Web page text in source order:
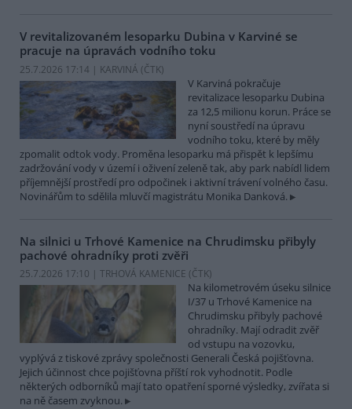
V revitalizovaném lesoparku Dubina v Karviné se
pracuje na úpravách vodního toku
25.7.2026 17:14 | KARVINÁ (ČTK)
V Karviná pokračuje
revitalizace lesoparku Dubina
za 12,5 milionu korun. Práce se
nyní soustředí na úpravu
vodního toku, které by měly
zpomalit odtok vody. Proměna lesoparku má přispět k lepšímu
zadržování vody v území i oživení zeleně tak, aby park nabídl lidem
příjemnější prostředí pro odpočinek i aktivní trávení volného času.
Novinářům to sdělila mluvčí magistrátu Monika Danková.
Na silnici u Trhové Kamenice na Chrudimsku přibyly
pachové ohradníky proti zvěři
25.7.2026 17:10 | TRHOVÁ KAMENICE (ČTK)
Na kilometrovém úseku silnice
I/37 u Trhové Kamenice na
Chrudimsku přibyly pachové
ohradníky. Mají odradit zvěř
od vstupu na vozovku,
vyplývá z tiskové zprávy společnosti Generali Česká pojišťovna.
Jejich účinnost chce pojišťovna příští rok vyhodnotit. Podle
některých odborníků mají tato opatření sporné výsledky, zvířata si
na ně časem zvyknou.